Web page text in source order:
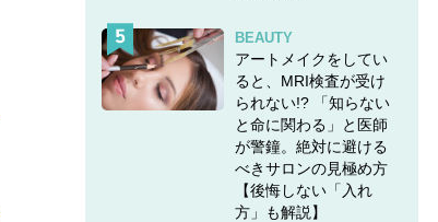
BEAUTY
アートメイクをしてい
ると、MRI検査が受け
られない!? 「知らない
と命に関わる」と医師
が警鐘。絶対に避ける
べきサロンの見極め方
【後悔しない「入れ
方」も解説】